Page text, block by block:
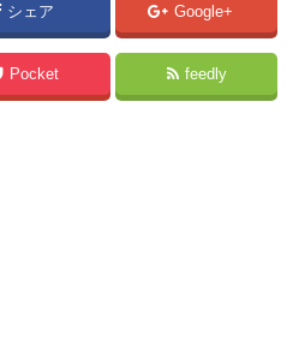
シェア Google+
Pocket feedly